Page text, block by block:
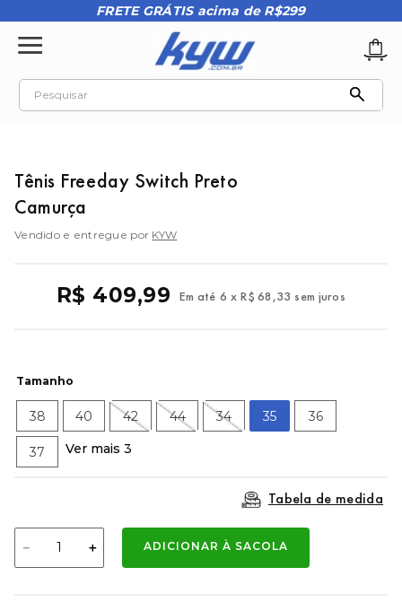
FRETE GRÁTIS acima de R$299
Pesquisar
Tênis Freeday Switch Preto
Camurça
Vendido e entregue por KYW
R$ 409,99 Em até 6 x R$ 68 ,33 sem juros
Tamanho
38 40 42 44 34 35 36
37 Ver mais 3
Tabela de medida
＋
－ ADICIONAR À SACOLA
2º oakley
teeth bomber 3
kenner
8º regata
9º mochila oakley
10º moletom